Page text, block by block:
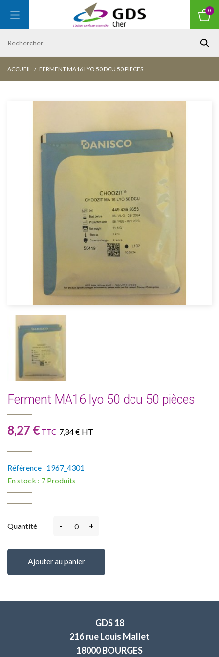
0
ACCUEIL FERMENT MA16 LYO 50 DCU 50 PIÈCES
Ferment MA16 lyo 50 dcu 50 pièces
8,27 €TTC 7,84 € HT
Référence : 1967_4301
En stock : 7 Produits
Quantité - +
Ajouter au panier
GDS 18
216 rue Louis Mallet
18000 BOURGES